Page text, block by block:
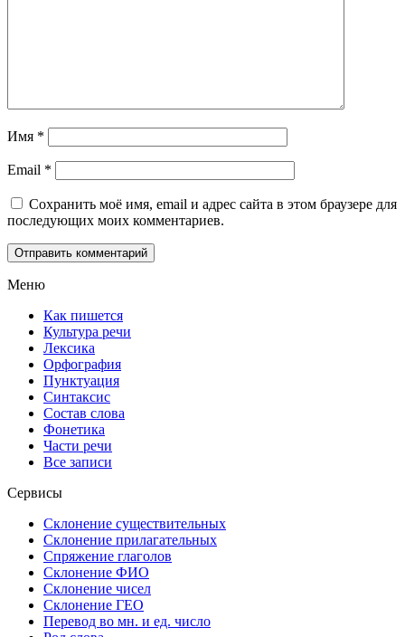
Имя *
Email *
Сохранить моё имя, email и адрес сайта в этом браузере для
последующих моих комментариев.
Меню
Как пишется
Культура речи
Лексика
Орфография
Пунктуация
Синтаксис
Состав слова
Фонетика
Части речи
Все записи
Сервисы
Склонение существительных
Склонение прилагательных
Спряжение глаголов
Склонение ФИО
Склонение чисел
Склонение ГЕО
Перевод во мн. и ед. число